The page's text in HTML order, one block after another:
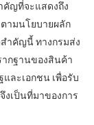
คัญที่จะแสดงถึง
ามนโยบายผลัก
สำคัญนี้ ทางกรมส่ง
ากฐานของสินค้า
ละเอกชน เพื่อรับ
งเป็นที่มาของการ